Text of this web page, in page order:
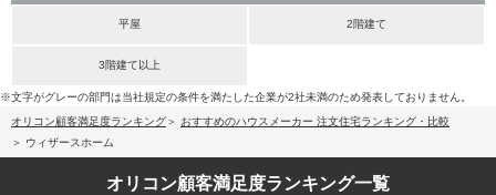
平屋 2階建て
3階建て以上
※文字がグレーの部門は当社規定の条件を満たした企業が2社未満のため発表しておりません。
オリコン顧客満足度ランキング
おすすめのハウスメーカー 注文住宅ランキング・比較
ウィザースホーム
オリコン顧客満足度ランキング一覧